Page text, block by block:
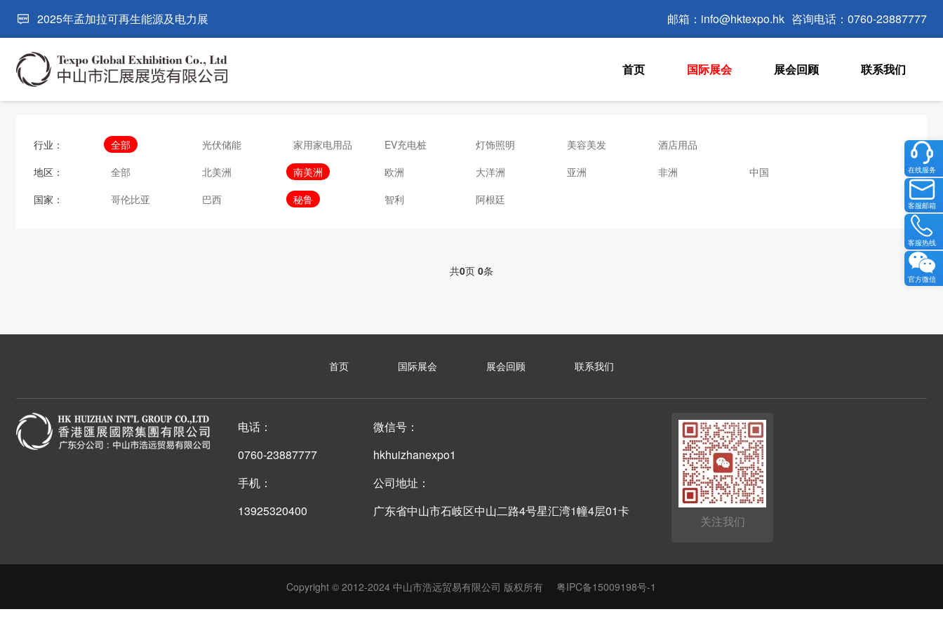
2025年孟加拉可再生能源及电力展 邮箱：info@hktexpo.hk 咨询电话：0760-23887777
首页 国际展会 展会回顾 联系我们
行业： 全部 光伏储能 家用家电用品 EV充电桩 灯饰照明 美容美发
酒店用品
地区：
全部 北美洲 南美洲 欧洲 大洋洲 亚洲 非洲
中国
国家：
哥伦比亚 巴西 秘鲁 智利 阿根廷
共0页 0条
首页 国际展会 展会回顾 联系我们
电话：
0760-23887777
手机：
13925320400
微信号：
hkhuizhanexpo1
公司地址：
广东省中山市石岐区中山二路4号星汇湾1幢4层01卡
关注我们
Copyright © 2012-2024 中山市浩远贸易有限公司 版权所有 粤IPC备15009198号-1
在线服务
客服邮箱
客服热线
官方微信